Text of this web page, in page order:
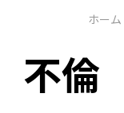
ホーム
不倫